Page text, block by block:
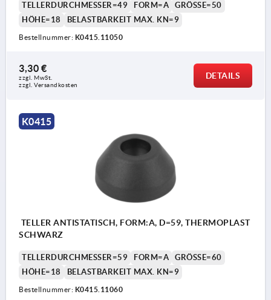
TELLERDURCHMESSER=49 FORM=A
GRÖSSE=50
HÖHE=18
BELASTBARKEIT MAX. KN=9
Bestellnummer: K0415.11050
3,30 €
zzgl. MwSt.
zzgl. Versandkosten
DETAILS
K0415
TELLER ANTISTATISCH, FORM:A, D=59, THERMOPLAST
SCHWARZ
TELLERDURCHMESSER=59 FORM=A
GRÖSSE=60
HÖHE=18
BELASTBARKEIT MAX. KN=9
Bestellnummer: K0415.11060